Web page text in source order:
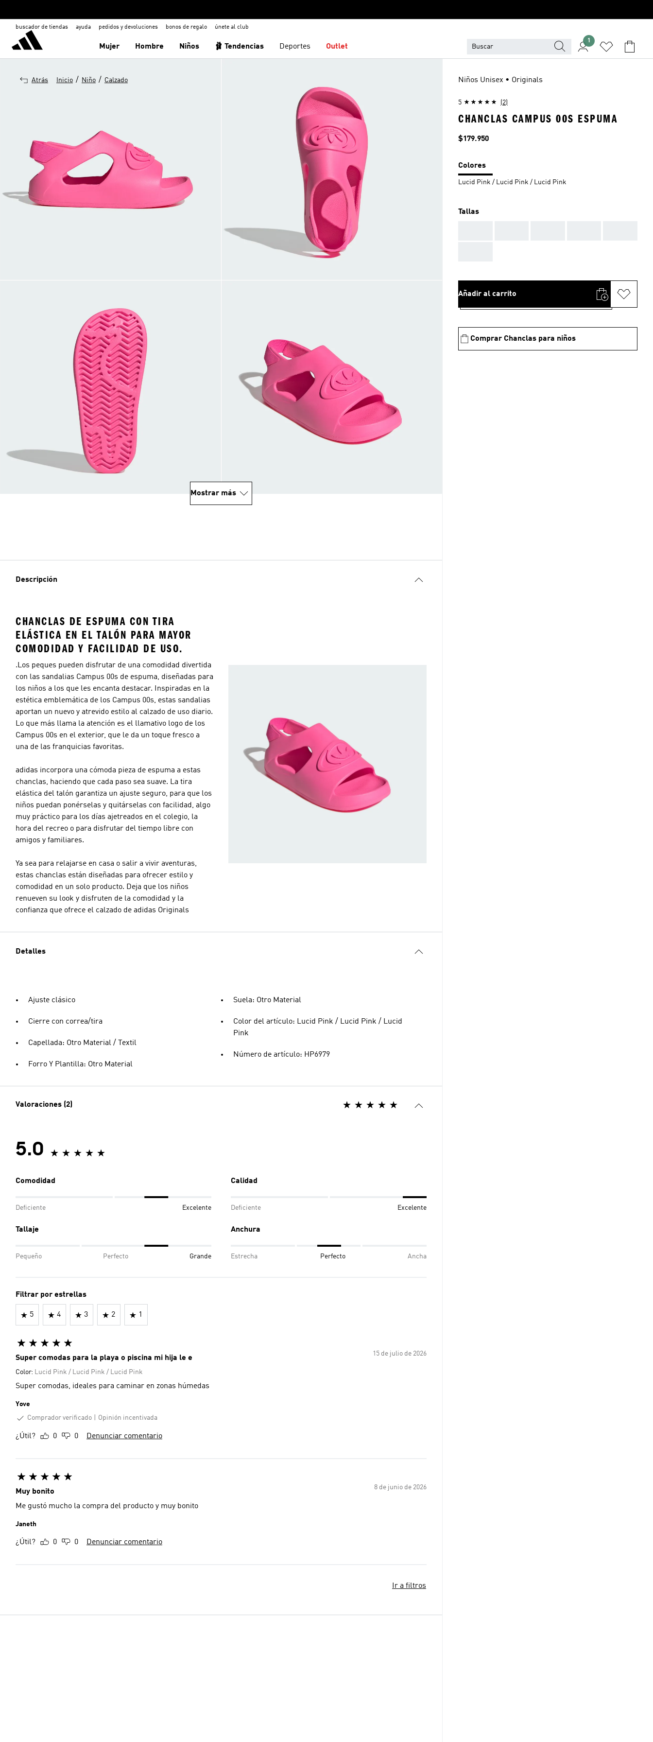
buscador de tiendas ayuda pedidos y devoluciones bonos de regalo únete al club
Mujer Hombre Niños 🩰 Tendencias Deportes Outlet
1
Atrás Inicio / Niño / Calzado
Mostrar más
Descripción
CHANCLAS DE ESPUMA CON TIRA
ELÁSTICA EN EL TALÓN PARA MAYOR
COMODIDAD Y FACILIDAD DE USO.
.Los peques pueden disfrutar de una comodidad divertida
con las sandalias Campus 00s de espuma, diseñadas para
los niños a los que les encanta destacar. Inspiradas en la
estética emblemática de los Campus 00s, estas sandalias
aportan un nuevo y atrevido estilo al calzado de uso diario.
Lo que más llama la atención es el llamativo logo de los
Campus 00s en el exterior, que le da un toque fresco a
una de las franquicias favoritas.
adidas incorpora una cómoda pieza de espuma a estas
chanclas, haciendo que cada paso sea suave. La tira
elástica del talón garantiza un ajuste seguro, para que los
niños puedan ponérselas y quitárselas con facilidad, algo
muy práctico para los días ajetreados en el colegio, la
hora del recreo o para disfrutar del tiempo libre con
amigos y familiares.
Ya sea para relajarse en casa o salir a vivir aventuras,
estas chanclas están diseñadas para ofrecer estilo y
comodidad en un solo producto. Deja que los niños
renueven su look y disfruten de la comodidad y la
confianza que ofrece el calzado de adidas Originals
Detalles
Ajuste clásico
Cierre con correa/tira
Capellada: Otro Material / Textil
Forro Y Plantilla: Otro Material
Suela: Otro Material
Color del artículo: Lucid Pink / Lucid Pink / Lucid
Pink
Número de artículo: HP6979
Valoraciones (2)
5.0
Comodidad
Deficiente Excelente
Calidad
Deficiente Excelente
Tallaje
Pequeño Perfecto Grande
Anchura
Estrecha Perfecto Ancha
Filtrar por estrellas
5 4 3 2 1
15 de julio de 2026
Super comodas para la playa o piscina mi hija le e
Color: Lucid Pink / Lucid Pink / Lucid Pink
Super comodas, ideales para caminar en zonas húmedas
Yove
Comprador verificado
Opinión incentivada
¿Útil? 0 0 Denunciar comentario
8 de junio de 2026
Muy bonito
Me gustó mucho la compra del producto y muy bonito
Janeth
¿Útil? 0 0 Denunciar comentario
Ir a filtros
Niños Unisex • Originals
5 (2)
CHANCLAS CAMPUS 00S ESPUMA
Precio
$179.950
Colores
Lucid Pink / Lucid Pink / Lucid Pink
Tallas
Añadir al carrito
Comprar Chanclas para niños